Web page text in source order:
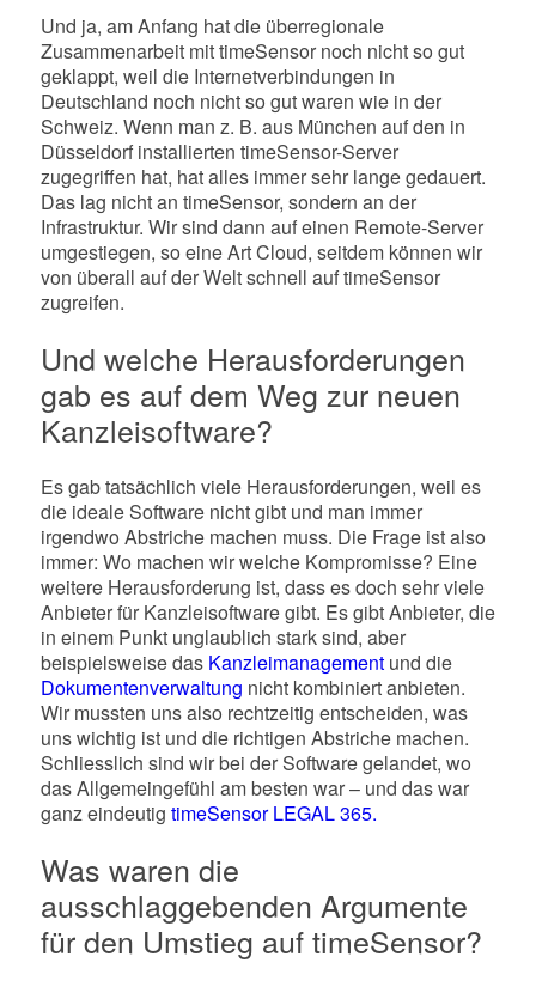
Und ja, am Anfang hat die überregionale
Zusammenarbeit mit timeSensor noch nicht so gut
geklappt, weil die Internetverbindungen in
Deutschland noch nicht so gut waren wie in der
Schweiz. Wenn man z. B. aus München auf den in
Düsseldorf installierten timeSensor-Server
zugegriffen hat, hat alles immer sehr lange gedauert.
Das lag nicht an timeSensor, sondern an der
Infrastruktur. Wir sind dann auf einen Remote-Server
umgestiegen, so eine Art Cloud, seitdem können wir
von überall auf der Welt schnell auf timeSensor
zugreifen.
Und welche Herausforderungen
gab es auf dem Weg zur neuen
Kanzleisoftware?
Es gab tatsächlich viele Herausforderungen, weil es
die ideale Software nicht gibt und man immer
irgendwo Abstriche machen muss. Die Frage ist also
immer: Wo machen wir welche Kompromisse? Eine
weitere Herausforderung ist, dass es doch sehr viele
Anbieter für Kanzleisoftware gibt. Es gibt Anbieter, die
in einem Punkt unglaublich stark sind, aber
beispielsweise das Kanzleimanagementund die
Dokumentenverwaltung nicht kombiniert anbieten.
Wir mussten uns also rechtzeitig entscheiden, was
uns wichtig ist und die richtigen Abstriche machen.
Schliesslich sind wir bei der Software gelandet, wo
das Allgemeingefühl am besten war – und das war
ganz eindeutig timeSensor LEGAL 365.
Was waren die
ausschlaggebenden Argumente
für den Umstieg auf timeSensor?